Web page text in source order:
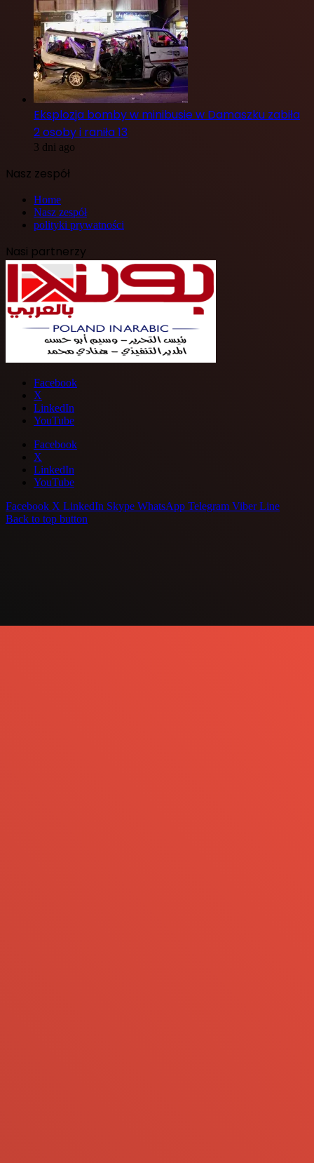
Eksplozja bomby w minibusie w Damaszku zabiła
2 osoby i raniła 13
3 dni ago
Nasz zespół
Home
Nasz zespół
polityki prywatności
Nasi partnerzy
Facebook
X
LinkedIn
YouTube
Facebook
X
LinkedIn
YouTube
Facebook X LinkedIn Skype WhatsApp Telegram Viber Line
Back to top button